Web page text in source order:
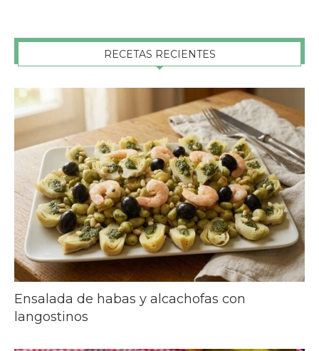
RECETAS RECIENTES
Ensalada de habas y alcachofas con
langostinos